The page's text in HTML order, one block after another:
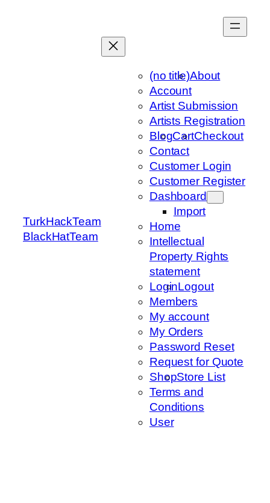
TurkHackTeam
BlackHatTeam
(no title)About
Account
Artist Submission
Artists Registration
BlogCartCheckout
Contact
Customer Login
Customer Register
Dashboard
Import
Home
Intellectual
Property Rights
statement
LoginLogout
Members
My account
My Orders
Password Reset
Request for Quote
ShopStore List
Terms and
Conditions
User